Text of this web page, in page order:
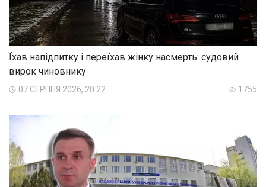
Їхав напідпитку і переїхав жінку насмерть: судовий
вирок чиновнику
07 СЕРПНЯ 2026, 20:22 1755